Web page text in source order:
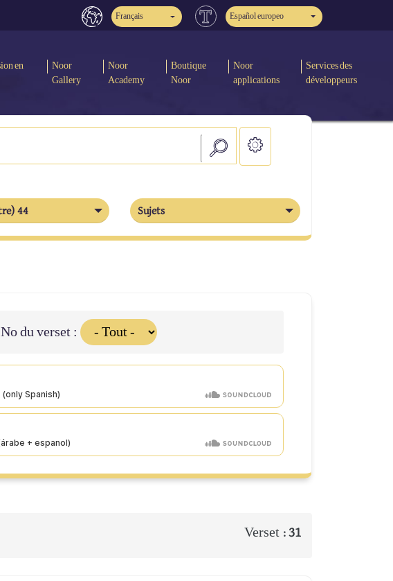
Français Español europeo
en
Noor
Gallery
Noor
Academy
Boutique
Noor
Noor
applications
Services des
développeurs
44 Sujets
No du verset :
Verset :31